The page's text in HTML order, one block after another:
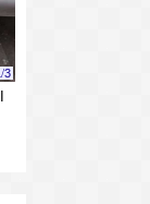
/3